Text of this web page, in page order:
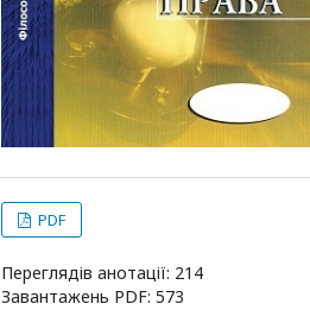
PDF
Переглядів анотації: 214
Завантажень PDF: 573